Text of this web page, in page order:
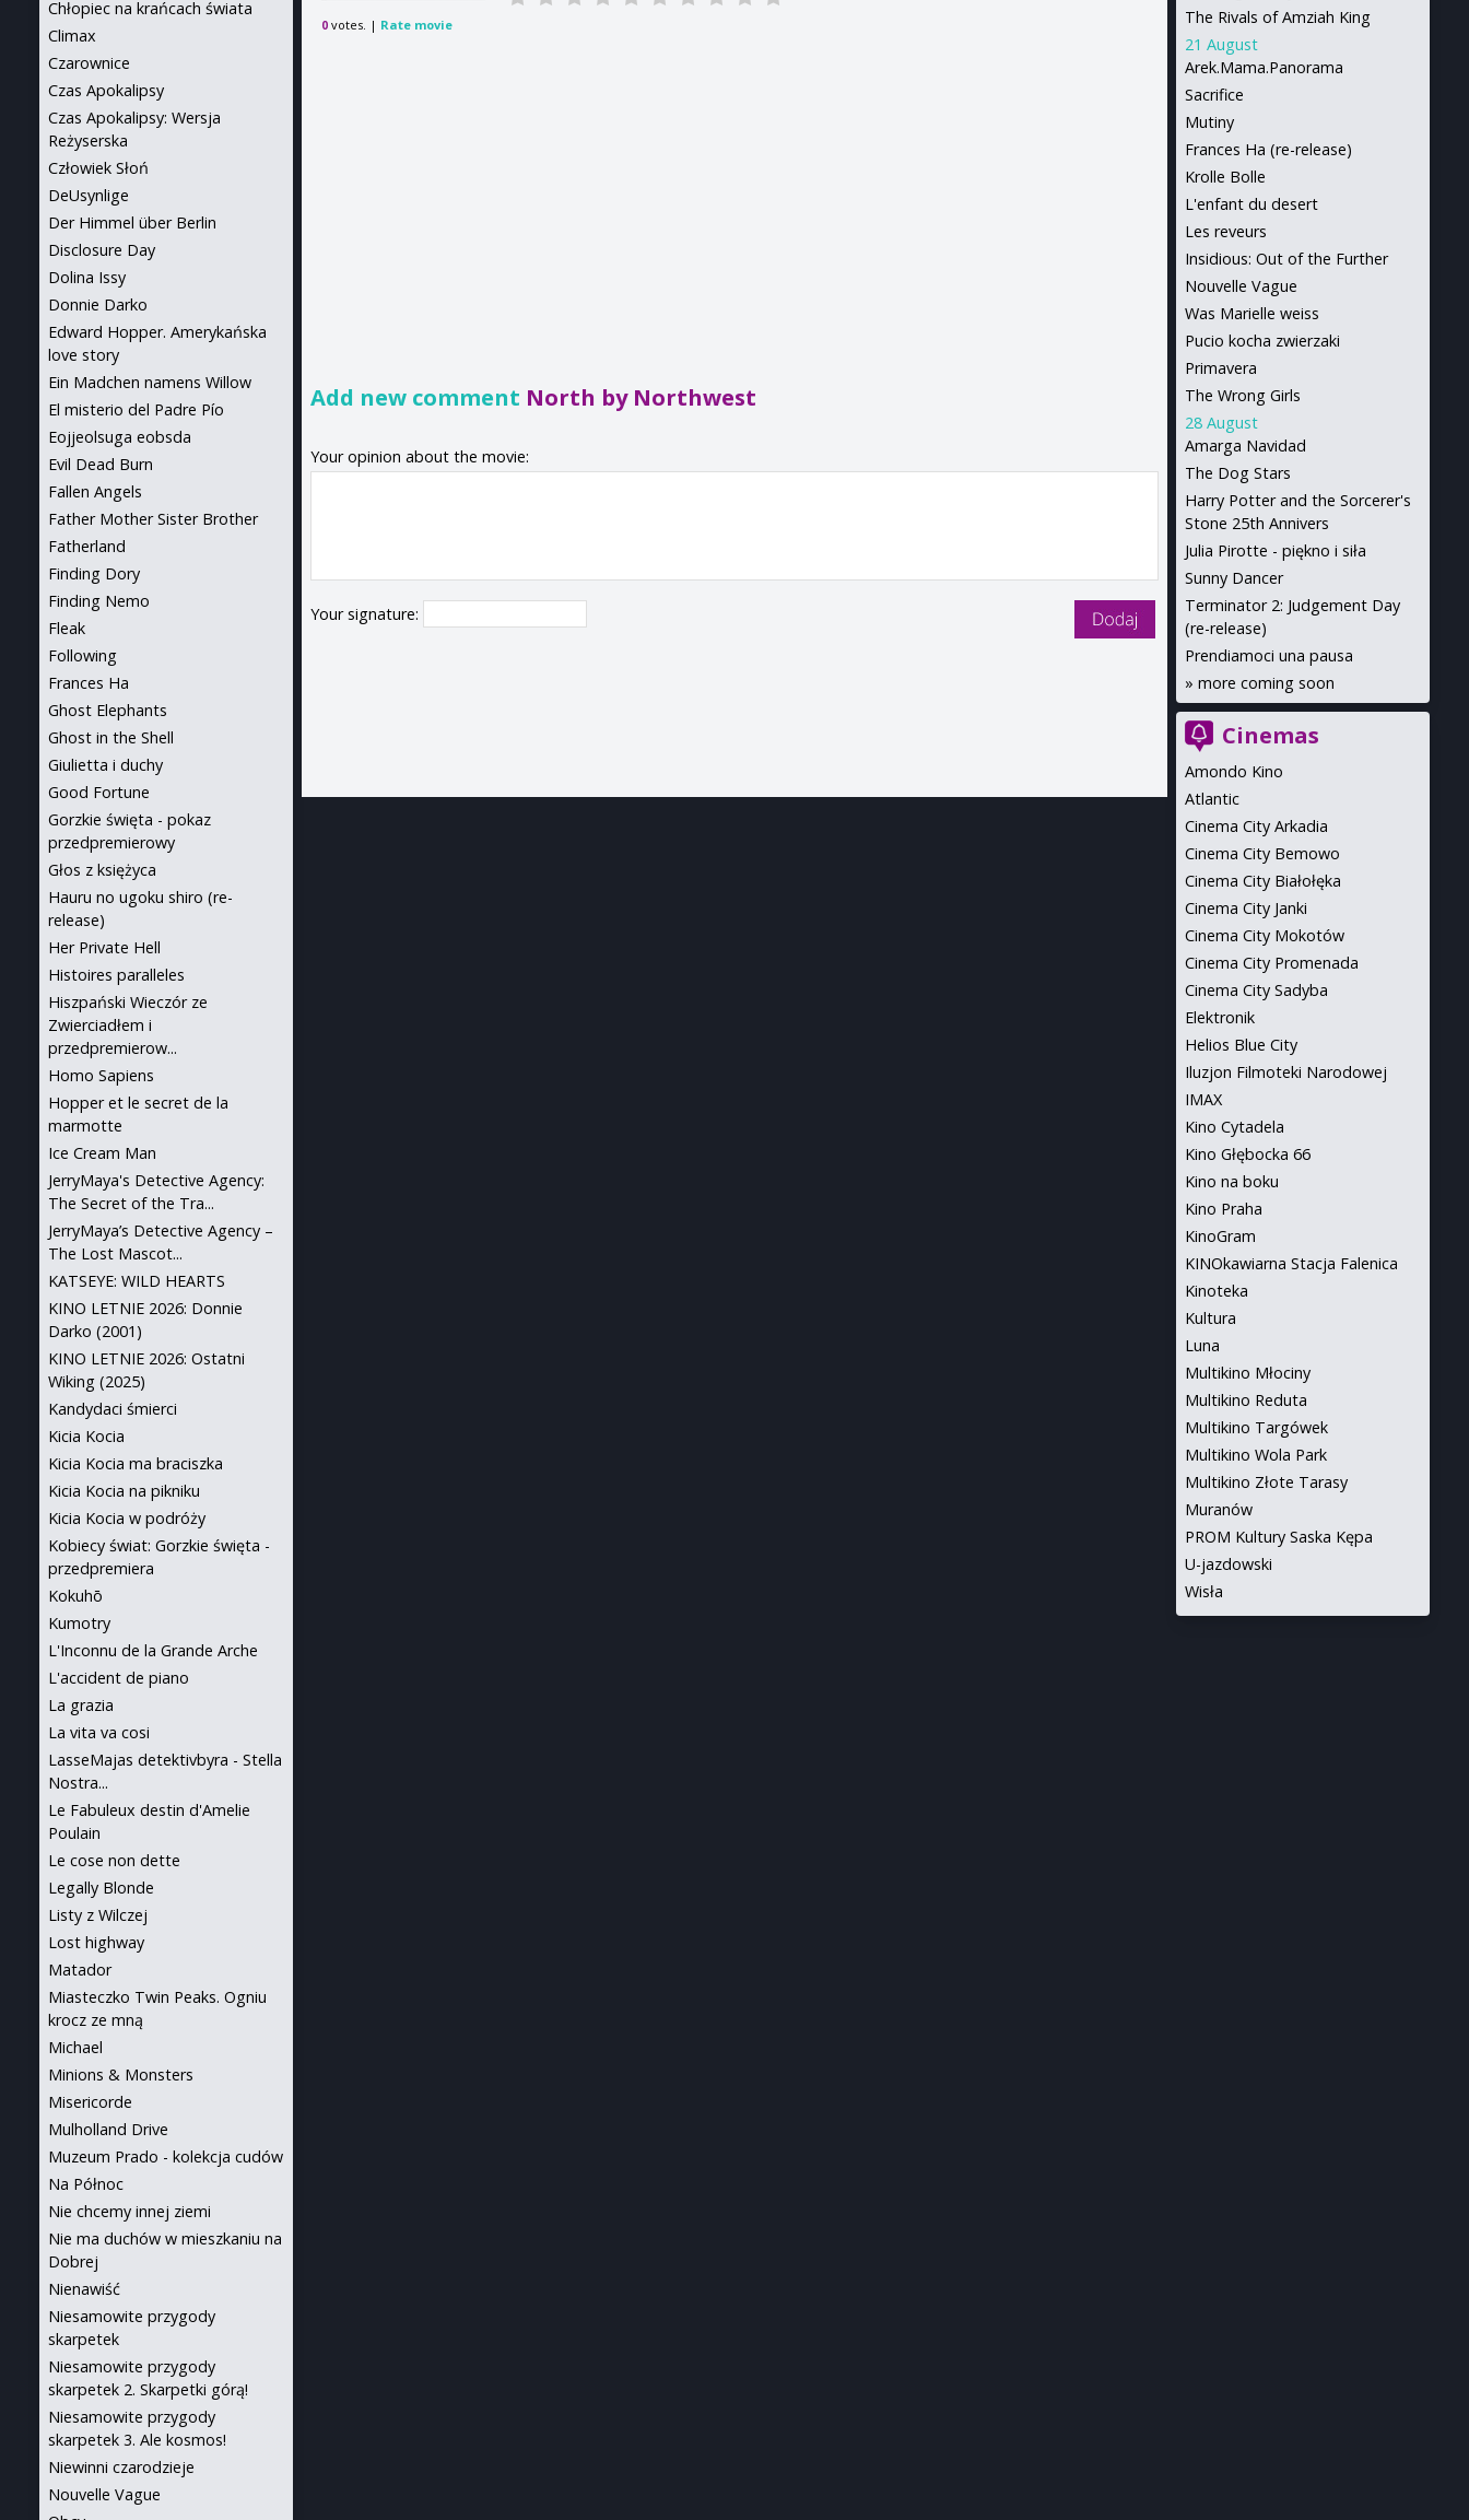
0votes. | Rate movie
Add new comment North by Northwest
Your opinion about the movie:
Your signature:
The Rivals of Amziah King
21 August
Arek.Mama.Panorama
Sacrifice
Mutiny
Frances Ha (re-release)
Krolle Bolle
L'enfant du desert
Les reveurs
Insidious: Out of the Further
Nouvelle Vague
Was Marielle weiss
Pucio kocha zwierzaki
Primavera
The Wrong Girls
28 August
Amarga Navidad
The Dog Stars
Harry Potter and the Sorcerer's
Stone 25th Annivers
Julia Pirotte - piękno i siła
Sunny Dancer
Terminator 2: Judgement Day
(re-release)
Prendiamoci una pausa
» more coming soon
Cinemas
Amondo Kino
Atlantic
Cinema City Arkadia
Cinema City Bemowo
Cinema City Białołęka
Cinema City Janki
Cinema City Mokotów
Cinema City Promenada
Cinema City Sadyba
Elektronik
Helios Blue City
Iluzjon Filmoteki Narodowej
IMAX
Kino Cytadela
Kino Głębocka 66
Kino na boku
Kino Praha
KinoGram
KINOkawiarna Stacja Falenica
Kinoteka
Kultura
Luna
Multikino Młociny
Multikino Reduta
Multikino Targówek
Multikino Wola Park
Multikino Złote Tarasy
Muranów
PROM Kultury Saska Kępa
U-jazdowski
Wisła
Chłopiec na krańcach świata
Climax
Czarownice
Czas Apokalipsy
Czas Apokalipsy: Wersja
Reżyserska
Człowiek Słoń
DeUsynlige
Der Himmel über Berlin
Disclosure Day
Dolina Issy
Donnie Darko
Edward Hopper. Amerykańska
love story
Ein Madchen namens Willow
El misterio del Padre Pío
Eojjeolsuga eobsda
Evil Dead Burn
Fallen Angels
Father Mother Sister Brother
Fatherland
Finding Dory
Finding Nemo
Fleak
Following
Frances Ha
Ghost Elephants
Ghost in the Shell
Giulietta i duchy
Good Fortune
Gorzkie święta - pokaz
przedpremierowy
Głos z księżyca
Hauru no ugoku shiro (re-
release)
Her Private Hell
Histoires paralleles
Hiszpański Wieczór ze
Zwierciadłem i
przedpremierow...
Homo Sapiens
Hopper et le secret de la
marmotte
Ice Cream Man
JerryMaya's Detective Agency:
The Secret of the Tra...
JerryMaya’s Detective Agency –
The Lost Mascot...
KATSEYE: WILD HEARTS
KINO LETNIE 2026: Donnie
Darko (2001)
KINO LETNIE 2026: Ostatni
Wiking (2025)
Kandydaci śmierci
Kicia Kocia
Kicia Kocia ma braciszka
Kicia Kocia na pikniku
Kicia Kocia w podróży
Kobiecy świat: Gorzkie święta -
przedpremiera
Kokuhō
Kumotry
L'Inconnu de la Grande Arche
L'accident de piano
La grazia
La vita va cosi
LasseMajas detektivbyra - Stella
Nostra...
Le Fabuleux destin d'Amelie
Poulain
Le cose non dette
Legally Blonde
Listy z Wilczej
Lost highway
Matador
Miasteczko Twin Peaks. Ogniu
krocz ze mną
Michael
Minions & Monsters
Misericorde
Mulholland Drive
Muzeum Prado - kolekcja cudów
Na Północ
Nie chcemy innej ziemi
Nie ma duchów w mieszkaniu na
Dobrej
Nienawiść
Niesamowite przygody
skarpetek
Niesamowite przygody
skarpetek 2. Skarpetki górą!
Niesamowite przygody
skarpetek 3. Ale kosmos!
Niewinni czarodzieje
Nouvelle Vague